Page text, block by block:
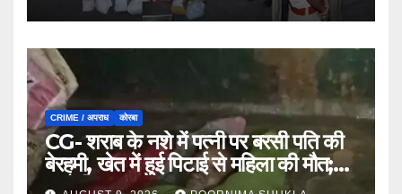
CRIME / अपराध कोरबा
CG- शराब के नशे में पत्नी पर बरसी पति की
बेरहमी, खेत में हुई पिटाई से महिला की मौत;
आरोपी फरार…